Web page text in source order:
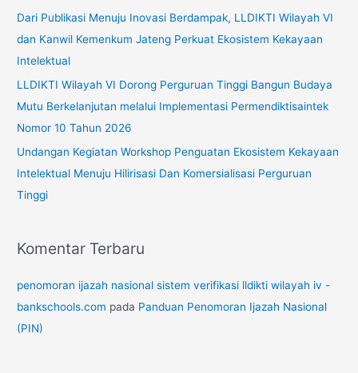
:
Dari Publikasi Menuju Inovasi Berdampak, LLDIKTI Wilayah VI
dan Kanwil Kemenkum Jateng Perkuat Ekosistem Kekayaan
Intelektual
LLDIKTI Wilayah VI Dorong Perguruan Tinggi Bangun Budaya
Mutu Berkelanjutan melalui Implementasi Permendiktisaintek
Nomor 10 Tahun 2026
Undangan Kegiatan Workshop Penguatan Ekosistem Kekayaan
Intelektual Menuju Hilirisasi Dan Komersialisasi Perguruan
Tinggi
Komentar Terbaru
penomoran ijazah nasional sistem verifikasi lldikti wilayah iv -
bankschools.com pada Panduan Penomoran Ijazah Nasional
(PIN)